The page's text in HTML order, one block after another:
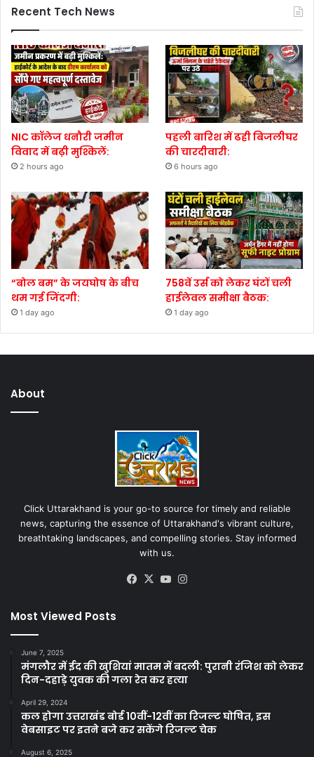
Recent Tech News
NIC कॉलेज धनौरी जमीन
विवाद में बढ़ी मुश्किलें:
2 hours ago
पहली बारिश में ढही बिजलीघर
की चारदीवारी:
6 hours ago
“बोल बम” के जयघोष के बीच
थम गई जिंदगी:
1 day ago
758वें उर्स को लेकर घंटों चली
हाईलेवल समीक्षा बैठक:
1 day ago
About
Click Uttarakhand is your go-to source for timely and reliable
news, capturing the essence of Uttarakhand's vibrant culture,
breathtaking landscapes, and compelling stories. Stay informed
with us.
Facebook
X YouTube
Most Viewed Posts
June 7, 2025
मंगलौर में ईद की खुशियां मातम में बदली: पुरानी रंजिश को लेकर
दिन-दहाड़े युवक की गला रेत कर हत्या
April 29, 2024
कल होगा उत्तराखंड बोर्ड 10वीं-12वीं का रिजल्ट घोषित, इस
वेबसाइट पर इतने बजे कर सकेंगे रिजल्ट चेक
August 6, 2025